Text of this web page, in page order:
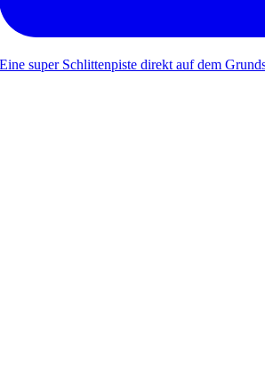
Eine super Schlittenpiste direkt auf dem